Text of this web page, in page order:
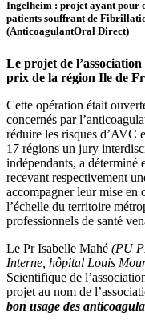
Ingelheim : projet ayant pour
patients souffrant de
(AnticoagulantOral Direct)
Le projet de
prix de la région Ile de
Cette opération était
concernés par
réduire les risques d’AVC
17 régions un jury
indépendants, a déterminé
recevant respectivement
accompagner leur mise
l’échelle du territoire
professionnels de santé
Le Pr Isabelle Mahé (PU
Interne, hôpital Louis
Scientifique de
projet au nom de
bon usage des